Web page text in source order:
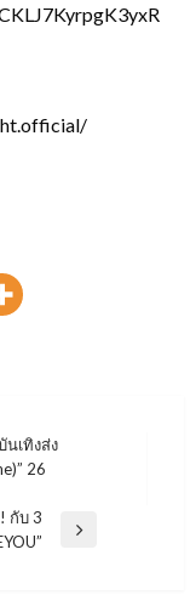
เทิงส่ง
26
กับ 3